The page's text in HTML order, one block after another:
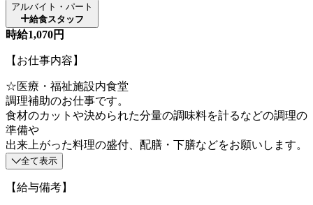
アルバイト・パート
給食スタッフ
時給1,070円
【お仕事内容】
☆医療・福祉施設内食堂
調理補助のお仕事です。
食材のカットや決められた分量の調味料を計るなどの調理の
準備や
出来上がった料理の盛付、配膳・下膳などをお願いします。
全て表示
【給与備考】